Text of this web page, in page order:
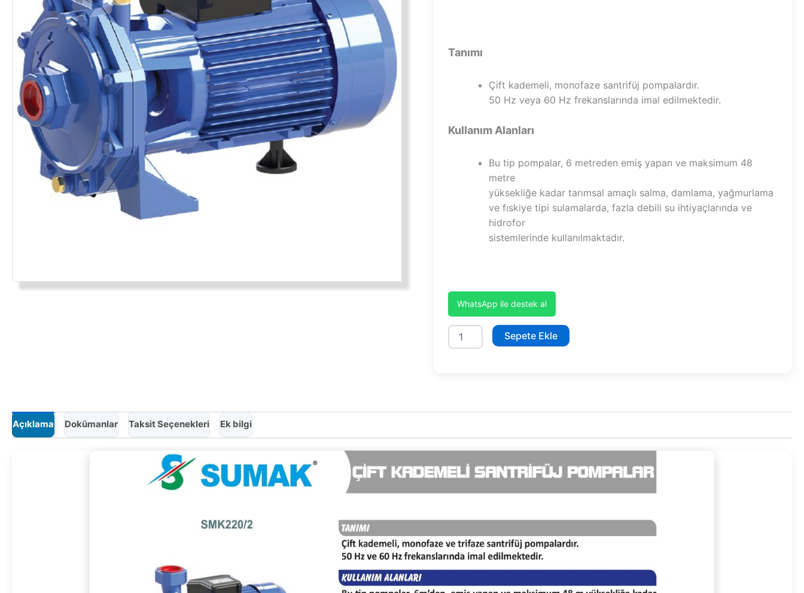
Tanımı
Çift kademeli, monofaze santrifüj pompalardır.
50 Hz veya 60 Hz frekanslarında imal edilmektedir.
Kullanım Alanları
Bu tip pompalar, 6 metreden emiş yapan ve maksimum 48
metre
yüksekliğe kadar tarımsal amaçlı salma, damlama, yağmurlama
ve fıskiye tipi sulamalarda, fazla debili su ihtiyaçlarında ve
hidrofor
sistemlerinde kullanılmaktadır.
WhatsApp ile destek al
SMK220/2-
Sepete Ekle
Açıklama Dokümanlar Taksit Seçenekleri Ek bilgi